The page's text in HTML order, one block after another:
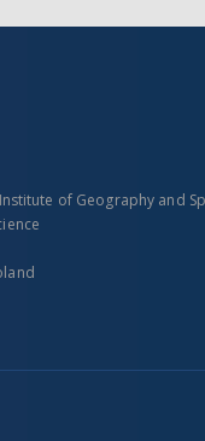
of Geography and